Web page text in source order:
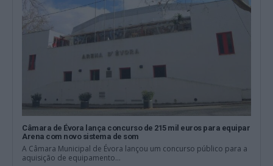
Câmara de Évora lança concurso de 215 mil euros para equipar
Arena com novo sistema de som
A Câmara Municipal de Évora lançou um concurso público para a
aquisição de equipamento...